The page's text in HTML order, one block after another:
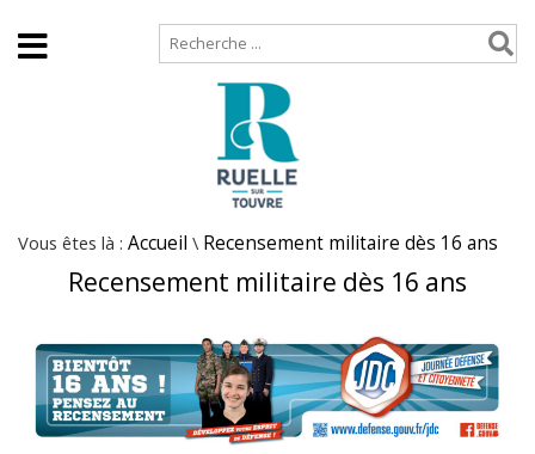
Vous êtes là : Accueil \ Recensement militaire dès 16 ans
Recensement militaire dès 16 ans